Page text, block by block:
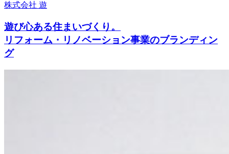
株式会社 遊
遊び心ある住まいづくり。
リフォーム・リノベーション事業のブランディン
グ